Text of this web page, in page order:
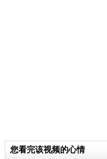
您看完该视频的心情